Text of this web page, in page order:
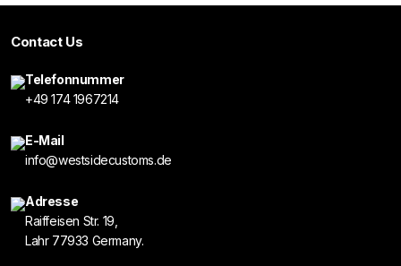
Contact Us
Telefonnummer
+49 174 1967214
E-Mail
info@westsidecustoms.de
Adresse
Raiffeisen Str. 19,
Lahr 77933 Germany.